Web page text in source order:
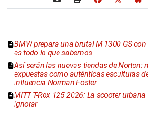
BMW prepara una brutal M 1300 GS
es todo lo que sabemos
Así serán las nuevas tiendas de Norton:
expuestas como auténticas esculturas
influencia Norman Foster
MITT T-Rox 125 2026: La scooter
ignorar